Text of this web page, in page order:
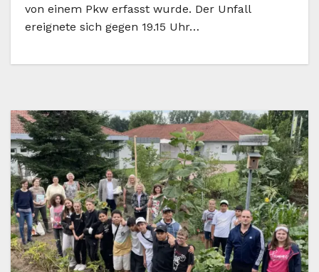
von einem Pkw erfasst wurde. Der Unfall
ereignete sich gegen 19.15 Uhr…